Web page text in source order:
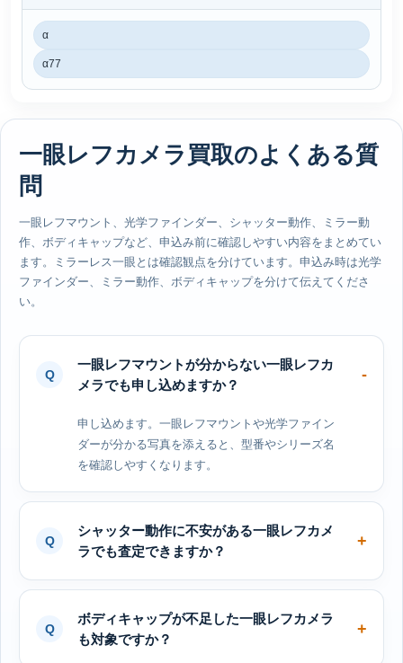
α
α77
一眼レフカメラ買取のよくある質
問
一眼レフマウント、光学ファインダー、シャッター動作、ミラー動
作、ボディキャップなど、申込み前に確認しやすい内容をまとめてい
ます。ミラーレス一眼とは確認観点を分けています。申込み時は光学
ファインダー、ミラー動作、ボディキャップを分けて伝えてくださ
い。
一眼レフマウントが分からない一眼レフカ
メラでも申し込めますか？
申し込めます。一眼レフマウントや光学ファイン
ダーが分かる写真を添えると、型番やシリーズ名
を確認しやすくなります。
シャッター動作に不安がある一眼レフカメ
ラでも査定できますか？
ボディキャップが不足した一眼レフカメラ
も対象ですか？